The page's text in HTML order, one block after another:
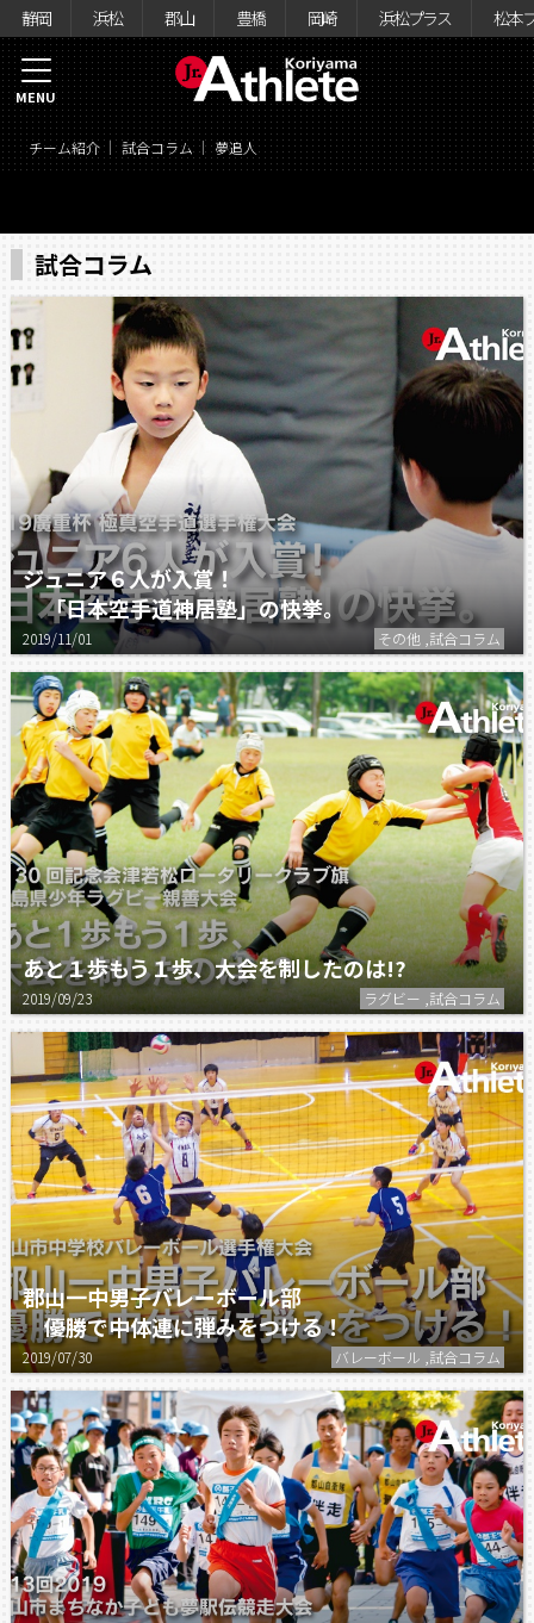
静岡 浜松 郡山 豊橋 岡崎 浜松プラス 松本
チーム紹介 試合コラム 夢追人
MENU
試合コラム
ジュニア６人が入賞！
「日本空手道神居塾」の快挙。
2019/11/01 その他 ,試合コラム
あと１歩もう１歩、大会を制したのは!?
2019/09/23 ラグビー ,試合コラム
郡山一中男子バレーボール部
優勝で中体連に弾みをつける！
2019/07/30 バレーボール ,試合コラム